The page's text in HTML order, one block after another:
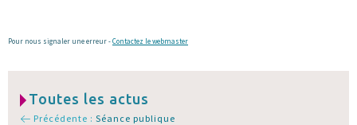
Pour nous signaler une erreur -Contactez le webmaster
Toutes les actus
Précédente : Séance publique